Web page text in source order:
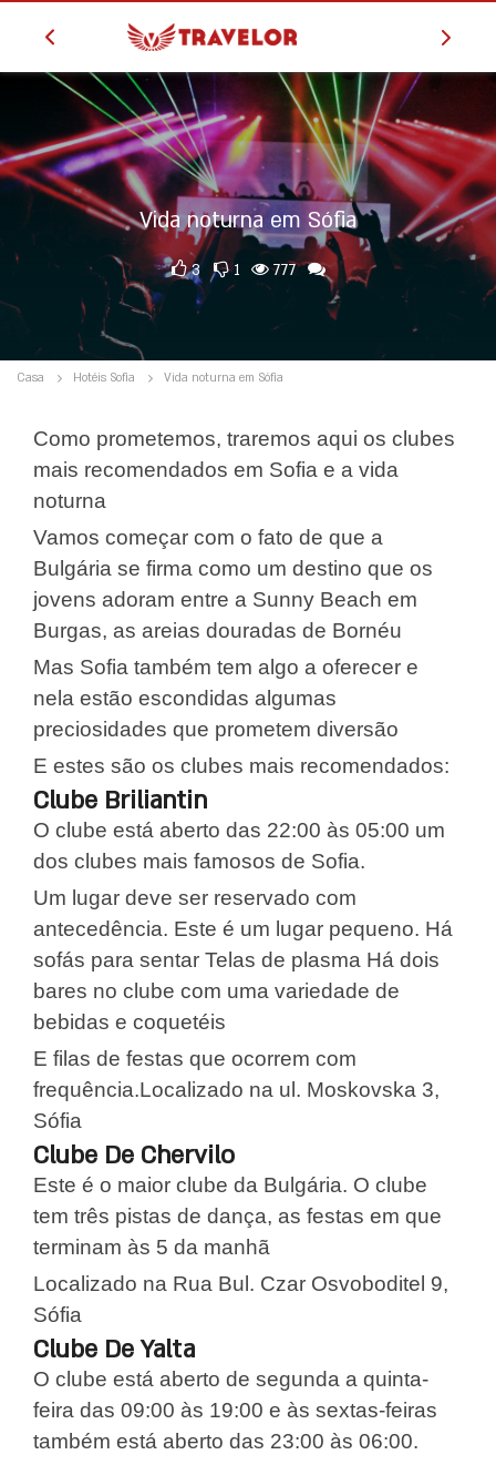
Vida noturna em Sófia
3 1 777
Casa Hotéis Sofia Vida noturna em Sófia
Como prometemos, traremos aqui os clubes
mais recomendados em Sofia e a vida
noturna
Vamos começar com o fato de que a
Bulgária se firma como um destino que os
jovens adoram entre a Sunny Beach em
Burgas, as areias douradas de Bornéu
Mas Sofia também tem algo a oferecer e
nela estão escondidas algumas
preciosidades que prometem diversão
E estes são os clubes mais recomendados:
Clube Briliantin
O clube está aberto das 22:00 às 05:00 um
dos clubes mais famosos de Sofia.
Um lugar deve ser reservado com
antecedência. Este é um lugar pequeno. Há
sofás para sentar Telas de plasma Há dois
bares no clube com uma variedade de
bebidas e coquetéis
E filas de festas que ocorrem com
frequência.Localizado na ul. Moskovska 3,
Sófia
Clube De Chervilo
Este é o maior clube da Bulgária. O clube
tem três pistas de dança, as festas em que
terminam às 5 da manhã
Localizado na Rua Bul. Czar Osvoboditel 9,
Sófia
Clube De Yalta
O clube está aberto de segunda a quinta-
feira das 09:00 às 19:00 e às sextas-feiras
também está aberto das 23:00 às 06:00.